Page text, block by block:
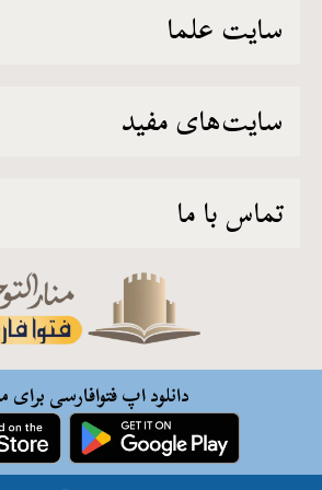
سایت علما
سایت‌های مفید
تماس با ما
دانلود اپ فتوافارسی برای